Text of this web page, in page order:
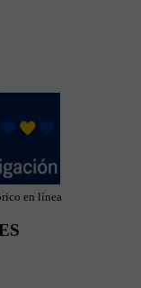
en línea